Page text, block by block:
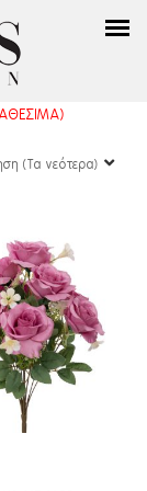
(Τα νεότερα)